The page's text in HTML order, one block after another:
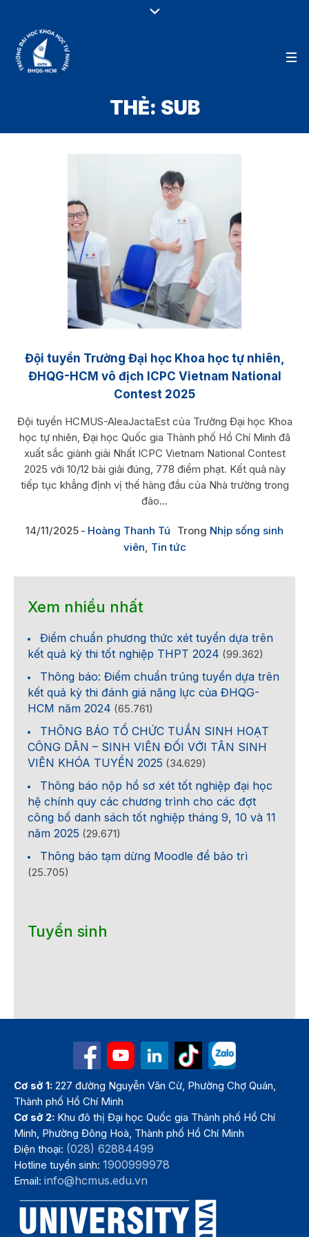
THẺ: SUB
Đội tuyển Trường Đại học Khoa học tự nhiên,
ĐHQG-HCM vô địch ICPC Vietnam National
Contest 2025
Đội tuyển HCMUS-AleaJactaEst của Trường Đại học Khoa
học tự nhiên, Đại học Quốc gia Thành phố Hồ Chí Minh đã
xuất sắc giành giải Nhất ICPC Vietnam National Contest
2025 với 10/12 bài giải đúng, 778 điểm phạt. Kết quả này
tiếp tục khẳng định vị thế hàng đầu của Nhà trường trong
đào...
14/11/2025 Hoàng Thanh Tú Trong Nhịp sống sinh
viên, Tin tức
Xem nhiều nhất
Điểm chuẩn phương thức xét tuyển dựa trên
kết quả kỳ thi tốt nghiệp THPT 2024 (99.362)
Thông báo: Điểm chuẩn trúng tuyển dựa trên
kết quả kỳ thi đánh giá năng lực của ĐHQG-
HCM năm 2024 (65.761)
THÔNG BÁO TỔ CHỨC TUẦN SINH HOẠT
CÔNG DÂN – SINH VIÊN ĐỐI VỚI TÂN SINH
VIÊN KHÓA TUYỂN 2025 (34.629)
Thông báo nộp hồ sơ xét tốt nghiệp đại học
hệ chính quy các chương trình cho các đợt
công bố danh sách tốt nghiệp tháng 9, 10 và 11
năm 2025 (29.671)
Thông báo tạm dừng Moodle để bảo trì
(25.705)
Tuyển sinh
Cơ sở 1: 227 đường Nguyễn Văn Cừ, Phường Chợ Quán,
Thành phố Hồ Chí Minh
Cơ sở 2: Khu đô thị Đại học Quốc gia Thành phố Hồ Chí
Minh, Phường Đông Hoà, Thành phố Hồ Chí Minh
Điện thoại: (028) 62884499
Hotline tuyển sinh:1900999978
Email:info@hcmus.edu.vn